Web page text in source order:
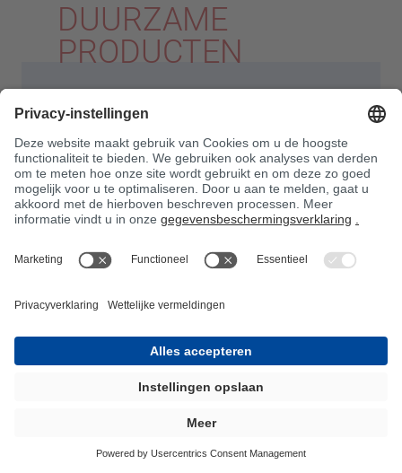
DUURZAME
PRODUCTEN
Harsen en lijmharsen met
hernieuwbare grondstoffen
en recyclagegehalte
BÜFA Composite Systems introduceert BIO-
defossilisatie, d.w.z. de vermindering van het
specialiteiten meer gebruik te maken van
gerecycleerde materialen, de zogenaamde
vervanging van primaire grondstoffen. Ook
portefeuille. Neem gerust contact met ons op.